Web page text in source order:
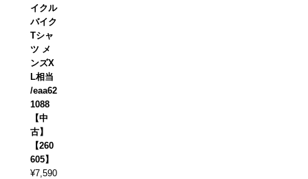
イクル
バイク
Tシャ
ツ メ
ンズX
L相当
/eaa62
1088
【中
古】
【260
605】
¥7,590